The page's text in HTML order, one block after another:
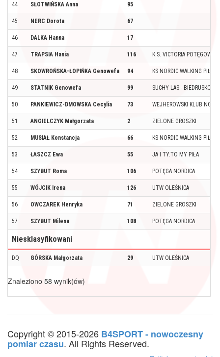
44 SŁOTWIŃSKA Anna 95
45 NERC Dorota 67
46 DALKA Hanna 17
47 TRAPSIA Hania 116 K.S. VICTORIA POTĘGOWO
48 SKOWROŃSKA-ŁOPIŃKA Genowefa 94 KS NORDIC WALKING PIŁA
49 STATNIK Genowefa 99 SUCHY LAS - BIEDRUSKO
50 PANKIEWICZ-DMOWSKA Cecylia 73 WEJHEROWSKI KLUB
51 ANGIELCZYK Małgorzata 2 ZIELONE GROSZKI
52 MUSIAŁ Konstancja 66 KS NORDIC WALKING PIŁA
53 ŁASZCZ Ewa 55 JA I TY.TO MY PIŁA
54 SZYBUT Roma 106 POTĘGA NORDICA
55 WÓJCIK Irena 126 UTW OLEŚNICA
56 OWCZAREK Henryka 71 ZIELONE GROSZKI
57 SZYBUT Milena 108 POTĘGA NORDICA
Niesklasyfikowani
DQ GÓRSKA Małgorzata 29 UTW OLEŚNICA
Znaleziono 58 wynik(ów)
Copyright © 2015-2026 B4SPORT - nowoczesny
pomiar czasu. All Rights Reserved.